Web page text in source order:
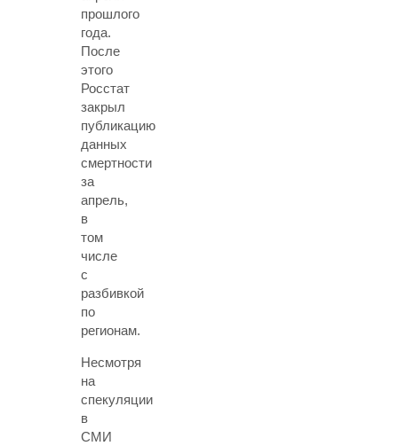
прошлого
года.
После
этого
Росстат
закрыл
публикацию
данных
смертности
за
апрель,
в
том
числе
с
разбивкой
по
регионам.
Несмотря
на
спекуляции
в
СМИ